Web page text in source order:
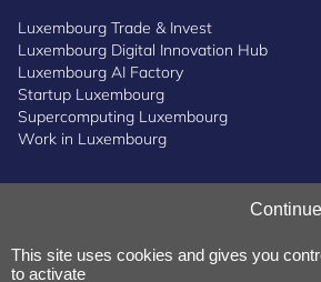
Luxembourg Trade & Invest
Luxembourg Digital Innovation Hub
Luxembourg AI Factory
Startup Luxembourg
Supercomputing Luxembourg
Work in Luxembourg
Datenschutz
Bedingungen und Konditionen
This site uses cookies and gives you
to activate